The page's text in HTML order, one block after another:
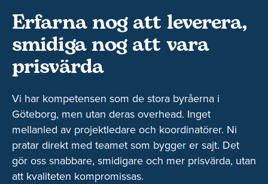
Erfarna nog att leverera,
smidiga nog att vara
prisvärda
Vi har kompetensen som de stora byråerna i
Göteborg, men utan deras overhead. Inget
mellanled av projektledare och koordinatörer. Ni
pratar direkt med teamet som bygger er sajt. Det
gör oss snabbare, smidigare och mer prisvärda, utan
att kvaliteten kompromissas.